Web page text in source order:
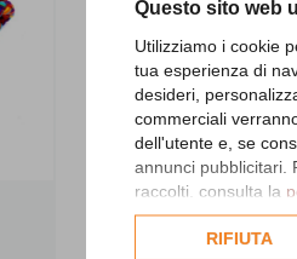
Questo sito web
Utilizziamo i cookie
tua esperienza di
desideri,
commerciali
dell'utente e, se
annunci pubblicitari.
raccolti, consulta la
ConsultaRIFIUTA
Foulard